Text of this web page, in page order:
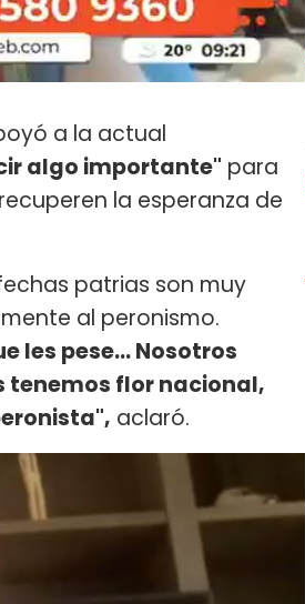
a la actual
algo importante" para
recuperen la esperanza de
patrias son muy
al peronismo.
les pese... Nosotros
tenemos flor nacional,
aclaró.